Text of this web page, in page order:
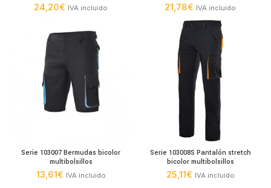
24,20€ IVA incluido 21,78€ IVA incluido
Serie 103007 Bermudas bicolor
multibolsillos
13,61€ IVA incluido
Serie 103008S Pantalón stretch
bicolor multibolsillos
25,11€ IVA incluido